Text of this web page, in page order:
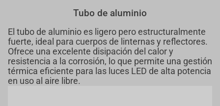
Tubo de aluminio
El tubo de aluminio es ligero pero estructuralmente
fuerte, ideal para cuerpos de linternas y reflectores.
Ofrece una excelente disipación del calor y
resistencia a la corrosión, lo que permite una gestión
térmica eficiente para las luces LED de alta potencia
en uso al aire libre.